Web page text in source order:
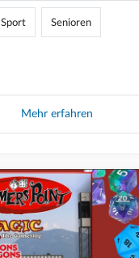
Sport Senioren
Mehr erfahren